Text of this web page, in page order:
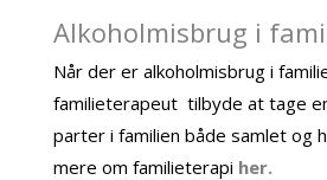
Alkoholmisbrug i
Når der er alkoholmisbrug i
familieterapeut tilbyde at tage
parter i familien både samlet og
mere om familieterapi her.